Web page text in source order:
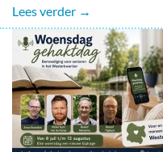
Lees verder →